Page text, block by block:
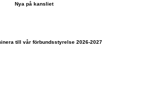
Nya på kansliet
till vår förbundsstyrelse 2026-2027